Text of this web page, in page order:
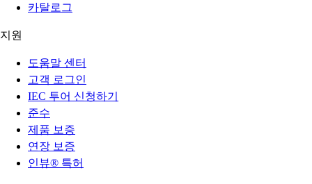
카탈로그
지원
도움말 센터
고객 로그인
IEC 투어 신청하기
준수
제품 보증
연장 보증
인뷰® 특허